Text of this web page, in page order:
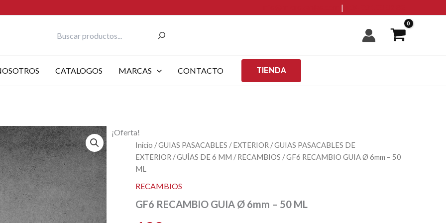
|
CATALOGOS MARCAS CONTACTO TIENDA
¡Oferta!
Inicio /GUIAS PASACABLES /EXTERIOR /GUIAS PASACABLES DE
EXTERIOR /GUÍAS DE 6 MM /RECAMBIOS / GF6 RECAMBIO GUIA Ø 6mm – 50
ML
RECAMBIOS
GF6 RECAMBIO GUIA Ø 6mm – 50 ML